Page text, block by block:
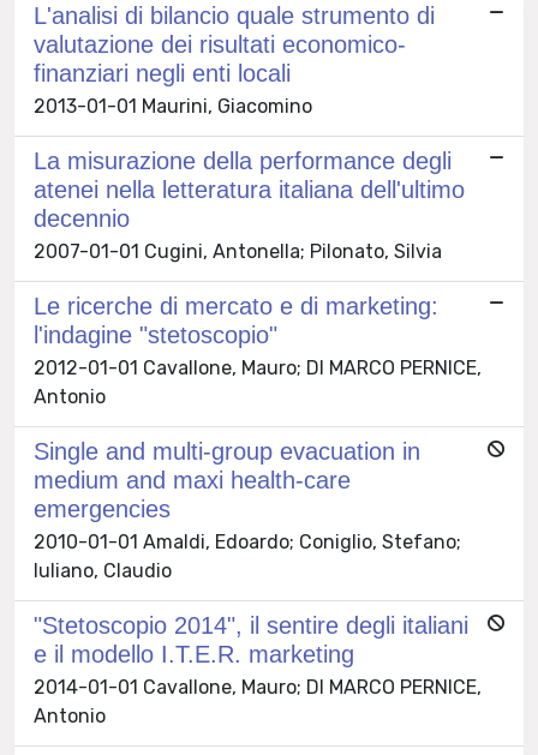
L'analisi di bilancio quale strumento di
valutazione dei risultati economico-
finanziari negli enti locali
2013-01-01 Maurini, Giacomino
La misurazione della performance degli
atenei nella letteratura italiana dell'ultimo
decennio
2007-01-01 Cugini, Antonella; Pilonato, Silvia
Le ricerche di mercato e di marketing:
l'indagine "stetoscopio"
2012-01-01 Cavallone, Mauro; DI MARCO PERNICE,
Antonio
Single and multi-group evacuation in
medium and maxi health-care
emergencies
2010-01-01 Amaldi, Edoardo; Coniglio, Stefano;
Iuliano, Claudio
"Stetoscopio 2014", il sentire degli italiani
e il modello I.T.E.R. marketing
2014-01-01 Cavallone, Mauro; DI MARCO PERNICE,
Antonio